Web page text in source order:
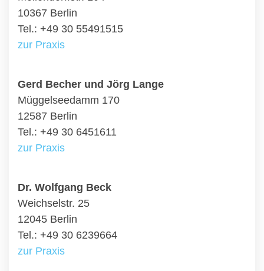
10367 Berlin
Tel.: +49 30 55491515
zur Praxis
Gerd Becher und Jörg Lange
Müggelseedamm 170
12587 Berlin
Tel.: +49 30 6451611
zur Praxis
Dr. Wolfgang Beck
Weichselstr. 25
12045 Berlin
Tel.: +49 30 6239664
zur Praxis